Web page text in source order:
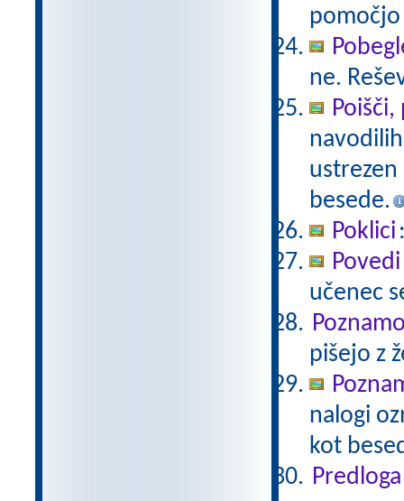
pomočjo
ne.
ustrezen
besede.
Poklici
Povedi
učenec
pišejo z
nalogi
kot